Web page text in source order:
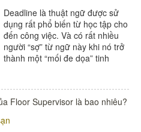
Deadline là thuật ngữ được sử
dụng rất phổ biến từ học tập cho
đến công việc. Và có rất nhiều
người “sợ” từ ngữ này khi nó trở
thành một “mối đe dọa” tinh
#thiết bị sảnh - ngoại cảnh
Floor Supervisor là bao nhiêu?